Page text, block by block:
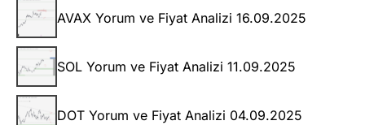
AVAX Yorum ve Fiyat Analizi 16.09.2025
SOL Yorum ve Fiyat Analizi 11.09.2025
DOT Yorum ve Fiyat Analizi 04.09.2025